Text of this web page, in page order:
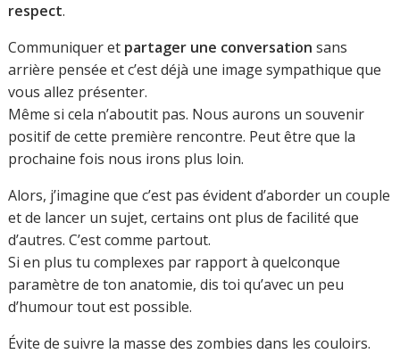
respect.
Communiquer et partager une conversation sans
arrière pensée et c’est déjà une image sympathique que
vous allez présenter.
Même si cela n’aboutit pas. Nous aurons un souvenir
positif de cette première rencontre. Peut être que la
prochaine fois nous irons plus loin.
Alors, j’imagine que c’est pas évident d’aborder un couple
et de lancer un sujet, certains ont plus de facilité que
d’autres. C’est comme partout.
Si en plus tu complexes par rapport à quelconque
paramètre de ton anatomie, dis toi qu’avec un peu
d’humour tout est possible.
Évite de suivre la masse des zombies dans les couloirs.